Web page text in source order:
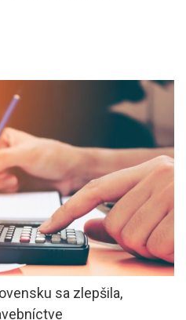
sa zlepšila,